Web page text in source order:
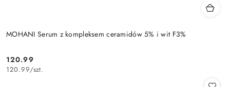
MOHANI Serum z kompleksem ceramidów 5% i wit F3%
Cena:
120.99
120.99/szt.